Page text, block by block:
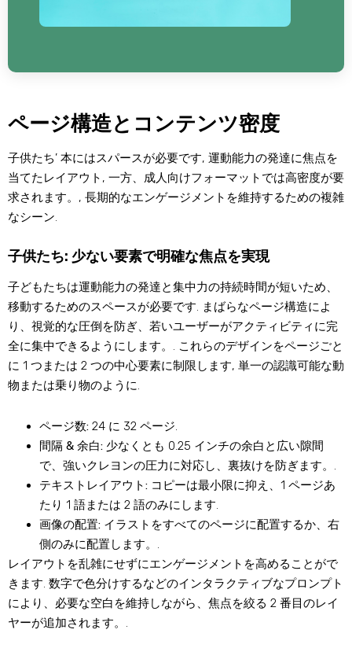
ページ構造とコンテンツ密度
子供たち’ 本にはスパースが必要です, 運動能力の発達に焦点を
当てたレイアウト, 一方、成人向けフォーマットでは高密度が要
求されます。, 長期的なエンゲージメントを維持するための複雑
なシーン.
子供たち: 少ない要素で明確な焦点を実現
子どもたちは運動能力の発達と集中力の持続時間が短いため、
移動するためのスペースが必要です. まばらなページ構造によ
り、視覚的な圧倒を防ぎ、若いユーザーがアクティビティに完
全に集中できるようにします。. これらのデザインをページごと
に 1 つまたは 2 つの中心要素に制限します, 単一の認識可能な動
物または乗り物のように.
ページ数: 24 に 32 ページ.
間隔 & 余白: 少なくとも 0.25 インチの余白と広い隙間
で、強いクレヨンの圧力に対応し、裏抜けを防ぎます。.
テキストレイアウト: コピーは最小限に抑え、1 ページあ
たり 1 語または 2 語のみにします.
画像の配置: イラストをすべてのページに配置するか、右
側のみに配置します。.
レイアウトを乱雑にせずにエンゲージメントを高めることがで
きます. 数字で色分けするなどのインタラクティブなプロンプト
により、必要な空白を維持しながら、焦点を絞る 2 番目のレイ
ヤーが追加されます。.